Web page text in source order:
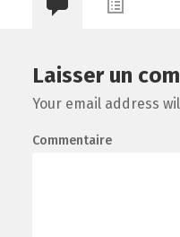
Laisser un
Your email address
Commentaire